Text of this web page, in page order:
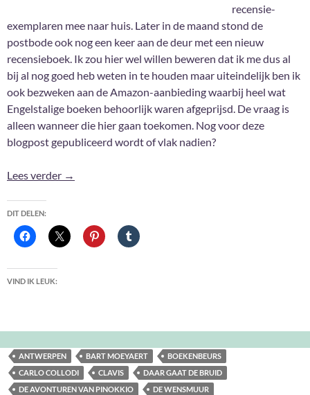
recensie-
exemplaren mee naar huis. Later in de maand stond de
postbode ook nog een keer aan de deur met een nieuw
recensieboek. Ik zou hier wel willen beweren dat ik me dus al
bij al nog goed heb weten in te houden maar uiteindelijk ben ik
ook bezweken aan de Amazon-aanbieding waarbij heel wat
Engelstalige boeken behoorlijk waren afgeprijsd. De vraag is
alleen wanneer die hier gaan toekomen. Nog voor deze
blogpost gepubliceerd wordt of vlak nadien?
Lees verder Aanwinsten November 2019
→
DIT DELEN:
VIND IK LEUK:
ANTWERPEN BART MOEYAERT
BOEKENBEURS
CARLO COLLODI
CLAVIS
DAAR GAAT DE BRUID
DE AVONTUREN VAN PINOKKIO
DE WENSMUUR